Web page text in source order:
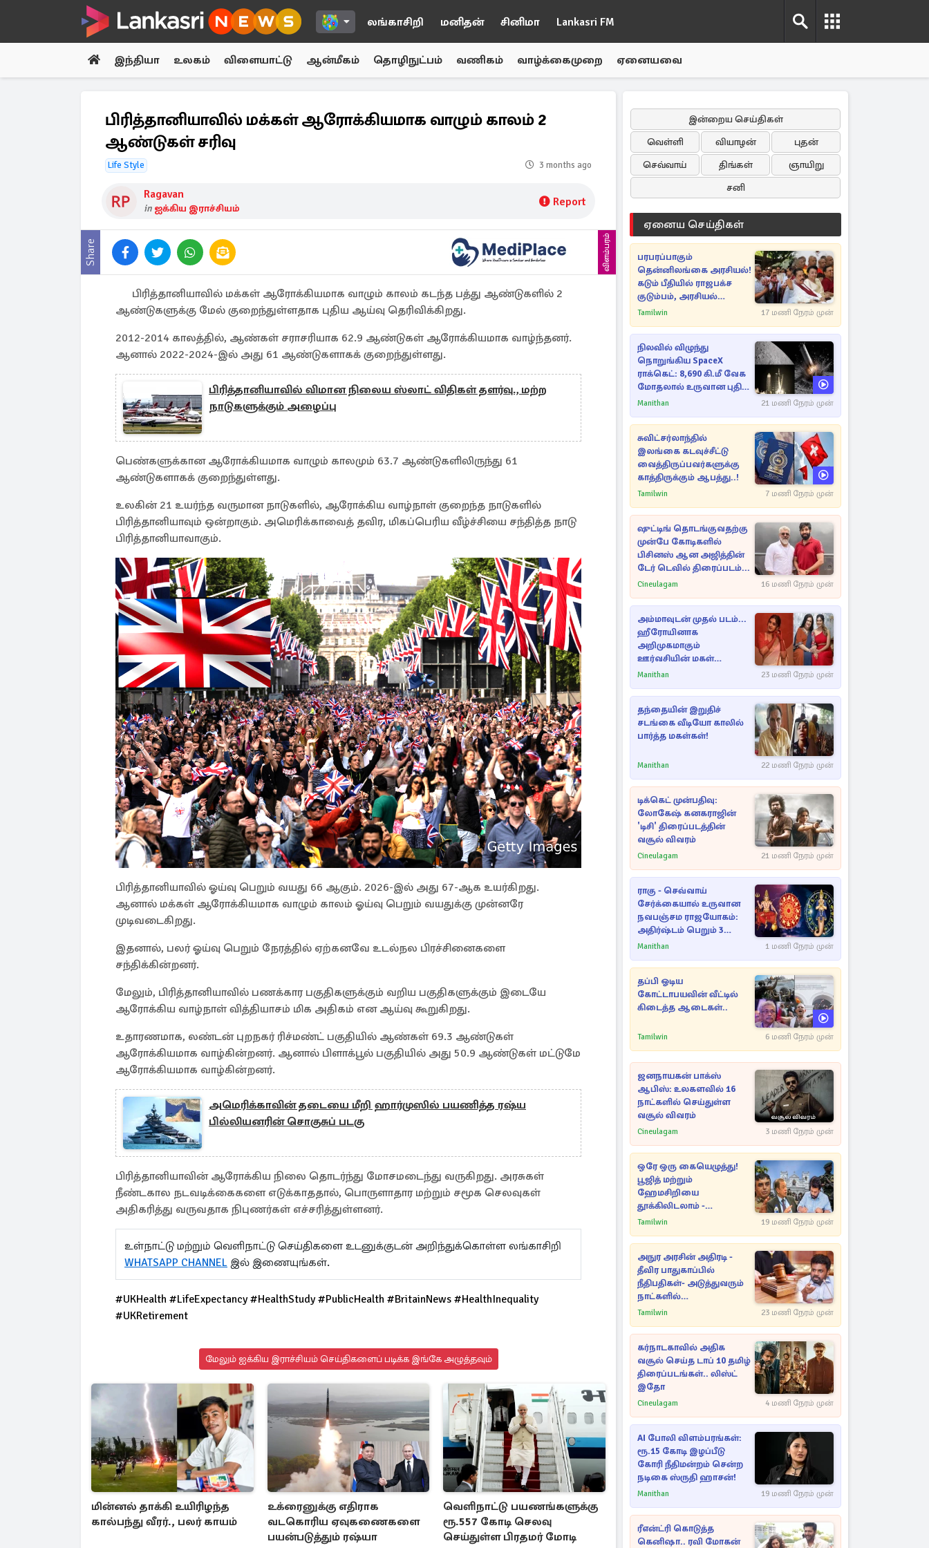
லங்காசிறி மனிதன் சினிமா Lankasri FM
இந்தியா உலகம் விளையாட்டு ஆன்மீகம் தொழிநுட்பம் வணிகம் வாழ்க்கைமுறை ஏனையவை
பிரித்தானியாவில் மக்கள் ஆரோக்கியமாக வாழும் காலம் 2
ஆண்டுகள் சரிவு
Life Style 3 months ago
Ragavan
in ஐக்கிய இராச்சியம் Report
Share விளம்பரம்
பிரித்தானியாவில் மக்கள் ஆரோக்கியமாக வாழும் காலம் கடந்த பத்து ஆண்டுகளில் 2
ஆண்டுகளுக்கு மேல் குறைந்துள்ளதாக புதிய ஆய்வு தெரிவிக்கிறது.
2012-2014 காலத்தில், ஆண்கள் சராசரியாக 62.9 ஆண்டுகள் ஆரோக்கியமாக வாழ்ந்தனர்.
ஆனால் 2022-2024-இல் அது 61 ஆண்டுகளாகக் குறைந்துள்ளது.
பிரித்தானியாவில் விமான நிலைய ஸ்லாட் விதிகள் தளர்வு., மற்ற
நாடுகளுக்கும் அழைப்பு
பெண்களுக்கான ஆரோக்கியமாக வாழும் காலமும் 63.7 ஆண்டுகளிலிருந்து 61
ஆண்டுகளாகக் குறைந்துள்ளது.
உலகின் 21 உயர்ந்த வருமான நாடுகளில், ஆரோக்கிய வாழ்நாள் குறைந்த நாடுகளில்
பிரித்தானியாவும் ஒன்றாகும். அமெரிக்காவைத் தவிர, மிகப்பெரிய வீழ்ச்சியை சந்தித்த நாடு
பிரித்தானியாவாகும்.
பிரித்தானியாவில் ஓய்வு பெறும் வயது 66 ஆகும். 2026-இல் அது 67-ஆக உயர்கிறது.
ஆனால் மக்கள் ஆரோக்கியமாக வாழும் காலம் ஓய்வு பெறும் வயதுக்கு முன்னரே
முடிவடைகிறது.
இதனால், பலர் ஓய்வு பெறும் நேரத்தில் ஏற்கனவே உடல்நல பிரச்சினைகளை
சந்திக்கின்றனர்.
மேலும், பிரித்தானியாவில் பணக்கார பகுதிகளுக்கும் வறிய பகுதிகளுக்கும் இடையே
ஆரோக்கிய வாழ்நாள் வித்தியாசம் மிக அதிகம் என ஆய்வு கூறுகிறது.
உதாரணமாக, லண்டன் புறநகர் ரிச்மண்ட் பகுதியில் ஆண்கள் 69.3 ஆண்டுகள்
ஆரோக்கியமாக வாழ்கின்றனர். ஆனால் பிளாக்பூல் பகுதியில் அது 50.9 ஆண்டுகள் மட்டுமே
ஆரோக்கியமாக வாழ்கின்றனர்.
அமெரிக்காவின் தடையை மீறி ஹார்முஸில் பயணித்த ரஷ்ய
பில்லியனரின் சொகுசுப் படகு
பிரித்தானியாவின் ஆரோக்கிய நிலை தொடர்ந்து மோசமடைந்து வருகிறது. அரசுகள்
நீண்டகால நடவடிக்கைகளை எடுக்காததால், பொருளாதார மற்றும் சமூக செலவுகள்
அதிகரித்து வருவதாக நிபுணர்கள் எச்சரித்துள்ளனர்.
உள்நாட்டு மற்றும் வெளிநாட்டு செய்திகளை உடனுக்குடன் அறிந்துக்கொள்ள லங்காசிறி
WHATSAPP CHANNEL இல் இணையுங்கள்.
#UKHealth #LifeExpectancy #HealthStudy #PublicHealth #BritainNews #HealthInequality
#UKRetirement
மேலும் ஐக்கிய இராச்சியம் செய்திகளைப் படிக்க இங்கே அழுத்தவும்
மின்னல் தாக்கி உயிரிழந்த
கால்பந்து வீரர்., பலர் காயம்
உக்ரைனுக்கு எதிராக
வடகொரிய ஏவுகணைகளை
பயன்படுத்தும் ரஷ்யா
வெளிநாட்டு பயணங்களுக்கு
ரூ.557 கோடி செலவு
செய்துள்ள பிரதமர் மோடி
இன்றைய செய்திகள்
வெள்ளி
வியாழன்
புதன்
செவ்வாய்
திங்கள்
ஞாயிறு
சனி
ஏனைய செய்திகள்
பரபரப்பாகும்
தென்னிலங்கை அரசியல்!
கடும் பீதியில் ராஜபக்ச
குடும்பம், அரசியல்
நட்புகள்
Tamilwin 17 மணி நேரம் முன்
நிலவில் விழுந்து
நொறுங்கிய SpaceX
ராக்கெட்: 8,690 கி.மீ வேக
மோதலால் உருவான புதிய
பள்ளம்!
Manithan 21 மணி நேரம் முன்
சுவிட்சர்லாந்தில்
இலங்கை கடவுச்சீட்டு
வைத்திருப்பவர்களுக்கு
காத்திருக்கும் ஆபத்து..!
Tamilwin 7 மணி நேரம் முன்
ஷுட்டிங் தொடங்குவதற்கு
முன்பே கோடிகளில்
பிசினஸ் ஆன அஜித்தின்
டேர் டெவில் திரைப்படம்...
Cineulagam 16 மணி நேரம் முன்
அம்மாவுடன் முதல் படம்...
ஹீரோயினாக
அறிமுகமாகும்
ஊர்வசியின் மகள்
தேஜலட்சுமி!
Manithan 23 மணி நேரம் முன்
தந்தையின் இறுதிச்
சடங்கை வீடியோ காலில்
பார்த்த மகள்கள்!
Manithan 22 மணி நேரம் முன்
டிக்கெட் முன்பதிவு:
லோகேஷ் கனகராஜின்
'டிசி' திரைப்படத்தின்
வசூல் விவரம்
Cineulagam 21 மணி நேரம் முன்
ராகு - செவ்வாய்
சேர்க்கையால் உருவான
நவபஞ்சம ராஜயோகம்:
அதிர்ஷ்டம் பெறும் 3
ராசிகள்!
Manithan 1 மணி நேரம் முன்
தப்பி ஓடிய
கோட்டாபயவின் வீட்டில்
கிடைத்த ஆடைகள்..
Tamilwin 6 மணி நேரம் முன்
ஜனநாயகன் பாக்ஸ்
ஆபிஸ்: உலகளவில் 16
நாட்களில் செய்துள்ள
வசூல் விவரம்
Cineulagam 3 மணி நேரம் முன்
ஒரே ஒரு கையெழுத்து!
பூஜித் மற்றும்
ஹேமசிறியை
தூக்கிலிடலாம் -
அநுரவுக்குச் சென்ற
Tamilwin 19 மணி நேரம் முன்
அநுர அரசின் அதிரடி -
தீவிர பாதுகாப்பில்
நீதிபதிகள்- அடுத்துவரும்
நாட்களில்
அம்பலமாகவுள்ள ரகசியம்
Tamilwin 23 மணி நேரம் முன்
கர்நாடகாவில் அதிக
வசூல் செய்த டாப் 10 தமிழ்
திரைப்படங்கள்.. லிஸ்ட்
இதோ
Cineulagam 4 மணி நேரம் முன்
AI போலி விளம்பரங்கள்:
ரூ.15 கோடி இழப்பீடு
கோரி நீதிமன்றம் சென்ற
நடிகை ஸ்ருதி ஹாசன்!
Manithan 19 மணி நேரம் முன்
ரீஎன்ட்ரி கொடுத்த
கெனிஷா.. ரவி மோகன்